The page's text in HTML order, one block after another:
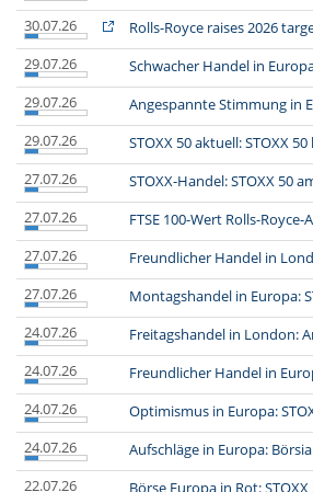
30.07.26
Rolls-Royce raises 2026
29.07.26
Schwacher Handel in
29.07.26
Angespannte Stimmung in
29.07.26
STOXX 50 aktuell: STOXX
27.07.26
STOXX-Handel: STOXX 50
27.07.26
FTSE 100-Wert Rolls-
27.07.26
Freundlicher Handel in
27.07.26
Montagshandel in Europa:
24.07.26
Freitagshandel in London:
24.07.26
Freundlicher Handel in
24.07.26
Optimismus in Europa:
24.07.26
Aufschläge in Europa:
22.07.26
Börse Europa in Rot: